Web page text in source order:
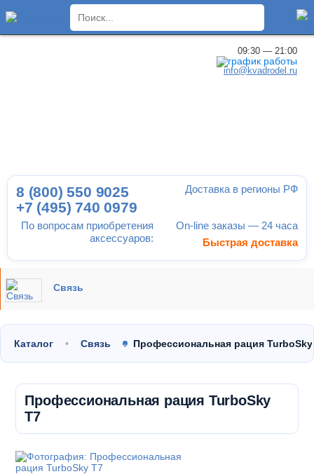
09:30 — 21:00
info@kvadrodel.ru
По вопросам приобретения
аксессуаров:
8 (800) 550 9025
+7 (495) 740 0979
Доставка в регионы РФ
On-line заказы — 24 часа
Быстрая доставка
Связь
Каталог Связь Профессиональная рация
Профессиональная рация TurboSky
T7
×